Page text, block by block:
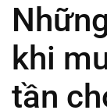
khi
tần